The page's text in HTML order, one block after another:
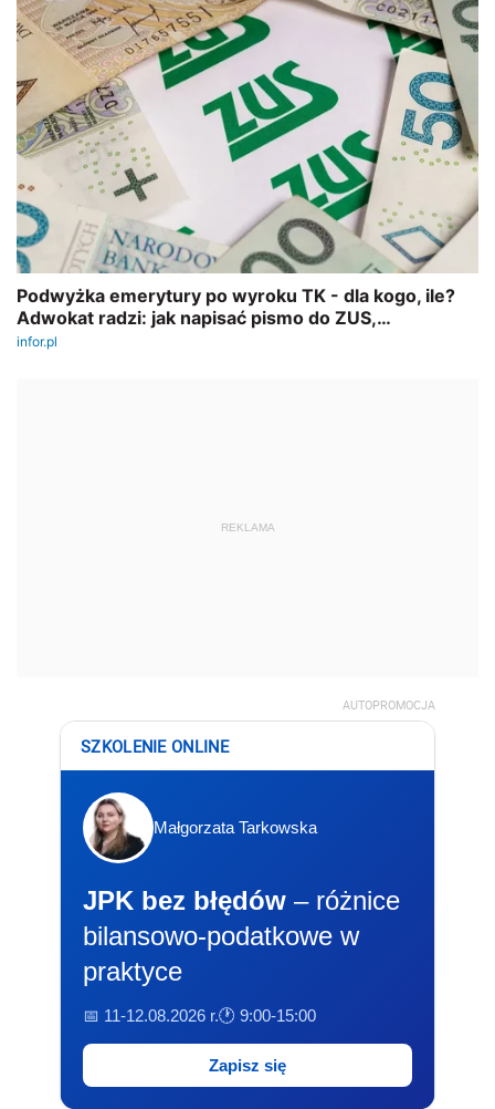
REKLAMA
AUTOPROMOCJA
SZKOLENIE ONLINE
Małgorzata Tarkowska
JPK bez błędów – różnice
bilansowo-podatkowe w
praktyce
📅 11-12.08.2026 r.🕐 9:00-15:00
Zapisz się